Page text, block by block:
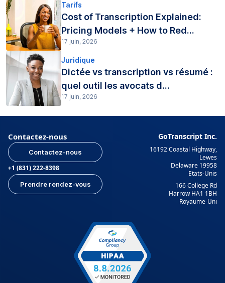
Tarifs
Cost of Transcription Explained:
Pricing Models + How to Red...
17 juin, 2026
Juridique
Dictée vs transcription vs résumé :
quel outil les avocats d...
17 juin, 2026
Contactez-nous
Contactez-nous
+1 (831) 222-8398
Prendre rendez-vous
GoTranscript Inc.
16192 Coastal Highway,
Lewes
Delaware 19958
Etats-Unis
166 College Rd
Harrow HA1 1BH
Royaume-Uni